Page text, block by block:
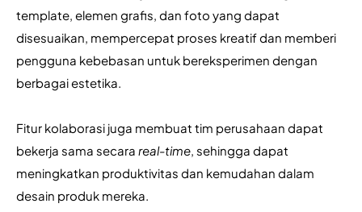
template, elemen grafis, dan foto yang dapat
disesuaikan, mempercepat proses kreatif dan memberi
pengguna kebebasan untuk bereksperimen dengan
berbagai estetika.
Fitur kolaborasi juga membuat tim perusahaan dapat
bekerja sama secara real-time, sehingga dapat
meningkatkan produktivitas dan kemudahan dalam
desain produk mereka.